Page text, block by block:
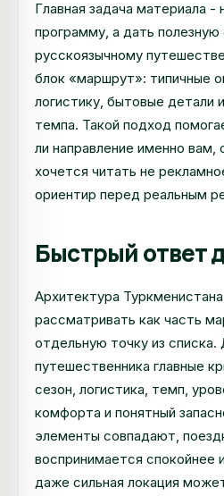
Главная задача материала -
программу, а дать полезную
русскоязычному
блок «маршрут»: типичные
логистику, бытовые детали
темпа. Такой подход
ли направление именно вам,
хочется читать не
ориентир перед реальным
Быстрый ответ
Архитектура
рассматривать как часть
отдельную точку из списка.
путешественника главные
сезон, логистика, темп,
комфорта и понятный
элементы совпадают,
воспринимается спокойнее
даже сильная локация